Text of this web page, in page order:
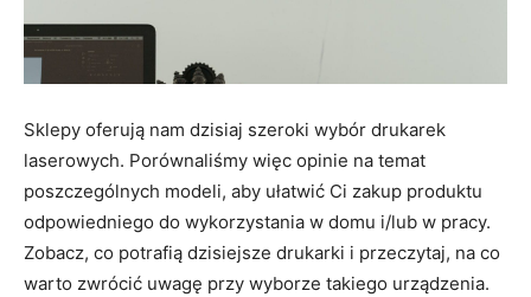
Sklepy oferują nam dzisiaj szeroki wybór drukarek
laserowych. Porównaliśmy więc opinie na temat
poszczególnych modeli, aby ułatwić Ci zakup produktu
odpowiedniego do wykorzystania w domu i/lub w pracy.
Zobacz, co potrafią dzisiejsze drukarki i przeczytaj, na co
warto zwrócić uwagę przy wyborze takiego urządzenia.